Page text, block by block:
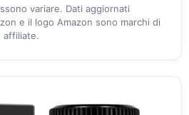
variare. Dati aggiornati
e il logo Amazon sono marchi di
affiliate.